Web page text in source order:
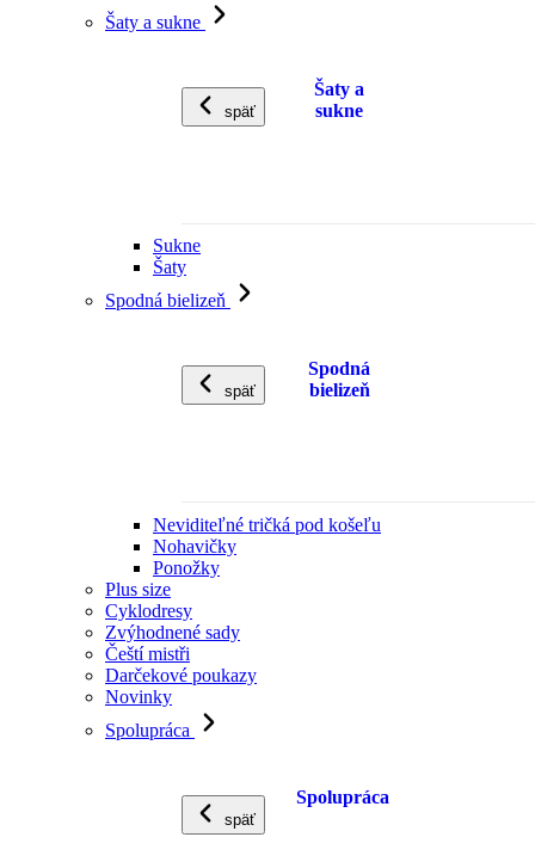
Šaty a sukne
späť
Šaty a
sukne
Sukne
Šaty
Spodná bielizeň
späť
Spodná
bielizeň
Neviditeľné tričká pod košeľu
Nohavičky
Ponožky
Plus size
Cyklodresy
Zvýhodnené sady
Čeští mistři
Darčekové poukazy
Novinky
Spolupráca
späť
Spolupráca